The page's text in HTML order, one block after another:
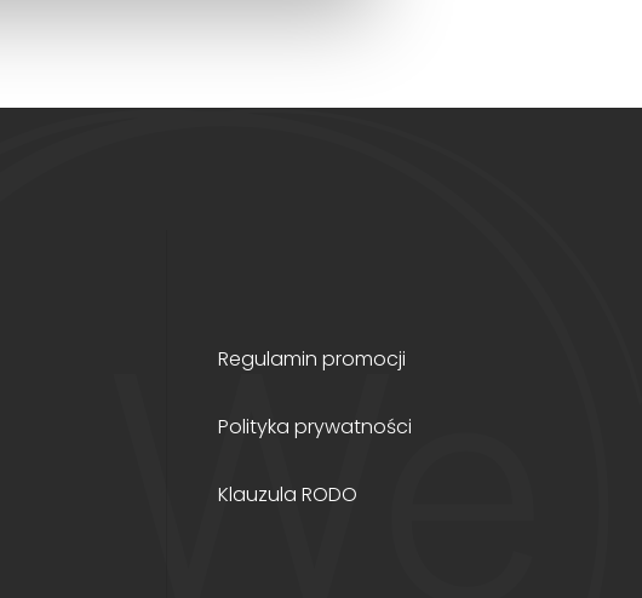
Regulamin promocji
Polityka prywatności
Klauzula RODO